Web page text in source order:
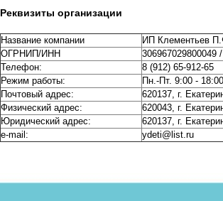
Реквизиты организации
Название компании
ИП Клементьев
ОГРНИП/ИНН
306967029800049
Телефон:
8 (912) 65-912-65
Режим работы:
Пн.-Пт. 9:00 - 18:00
Почтовый адрес:
620137, г.
Физический адрес:
620043, г.
Юридический адрес:
620137, г.
e-mail:
ydeti@list.ru